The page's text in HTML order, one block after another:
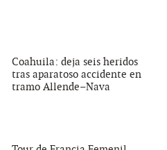
Coahuila: deja seis heridos
tras aparatoso accidente en
tramo Allende–Nava